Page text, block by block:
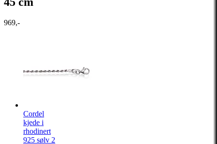
969,-
Cordel
kjede i
rhodinert
925 sølv 2